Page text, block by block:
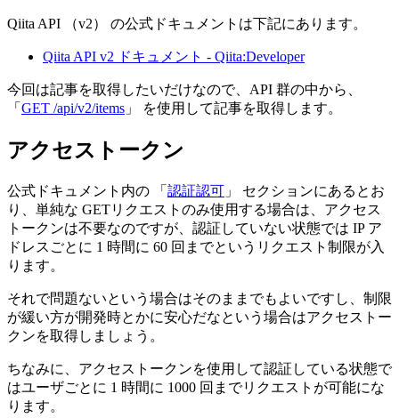
Qiita API （v2） の公式ドキュメントは下記にあります。
Qiita API v2 ドキュメント - Qiita:Developer
今回は記事を取得したいだけなので、API 群の中から、
「 GET /api/v2/items 」 を使用して記事を取得します。
アクセストークン
公式ドキュメント内の 「 認証認可 」 セクションにあるとお
り、単純な GETリクエストのみ使用する場合は、アクセス
トークンは不要なのですが、認証していない状態では IP ア
ドレスごとに 1 時間に 60 回までというリクエスト制限が入
ります。
それで問題ないという場合はそのままでもよいですし、制限
が緩い方が開発時とかに安心だなという場合はアクセストー
クンを取得しましょう。
ちなみに、アクセストークンを使用して認証している状態で
はユーザごとに 1 時間に 1000 回までリクエストが可能にな
ります。